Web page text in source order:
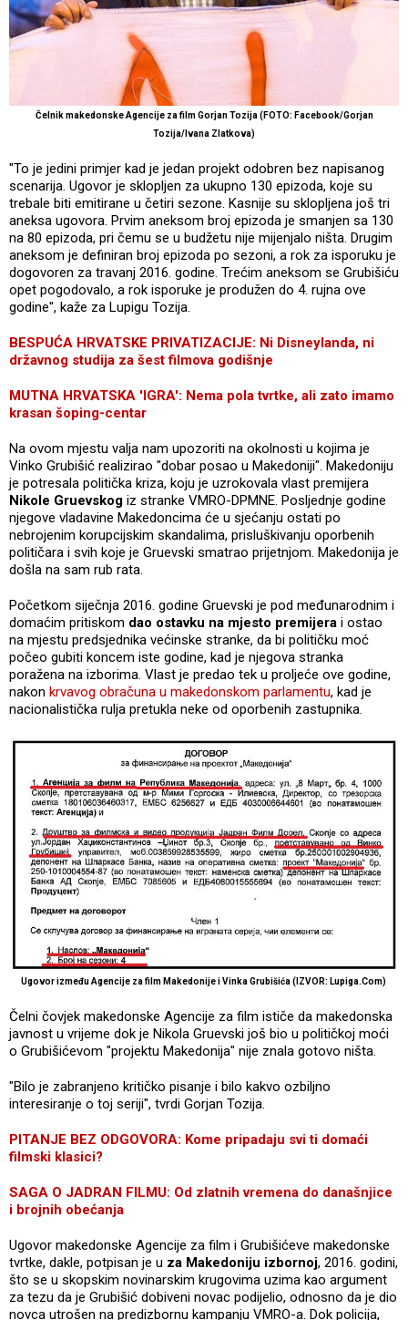
Čelnik makedonske Agencije za film Gorjan Tozija (FOTO: Facebook/Gorjan
Tozija/Ivana Zlatkova)
"To je jedini primjer kad je jedan projekt odobren bez napisanog
scenarija. Ugovor je sklopljen za ukupno 130 epizoda, koje su
trebale biti emitirane u četiri sezone. Kasnije su sklopljena još tri
aneksa ugovora. Prvim aneksom broj epizoda je smanjen sa 130
na 80 epizoda, pri čemu se u budžetu nije mijenjalo ništa. Drugim
aneksom je definiran broj epizoda po sezoni, a rok za isporuku je
dogovoren za travanj 2016. godine. Trećim aneksom se Grubišiću
opet pogodovalo, a rok isporuke je produžen do 4. rujna ove
godine", kaže za Lupigu Tozija.
BESPUĆA HRVATSKE PRIVATIZACIJE: Ni Disneylanda, ni
državnog studija za šest filmova godišnje
MUTNA HRVATSKA 'IGRA': Nema pola tvrtke, ali zato imamo
krasan šoping-centar
Na ovom mjestu valja nam upozoriti na okolnosti u kojima je
Vinko Grubišić realizirao "dobar posao u Makedoniji". Makedoniju
je potresala politička kriza, koju je uzrokovala vlast premijera
Nikole Gruevskog iz stranke VMRO-DPMNE. Posljednje godine
njegove vladavine Makedoncima će u sjećanju ostati po
nebrojenim korupcijskim skandalima, prisluškivanju oporbenih
političara i svih koje je Gruevski smatrao prijetnjom. Makedonija je
došla na sam rub rata.
Početkom siječnja 2016. godine Gruevski je pod međunarodnim i
domaćim pritiskom dao ostavku na mjesto premijera i ostao
na mjestu predsjednika većinske stranke, da bi političku moć
počeo gubiti koncem iste godine, kad je njegova stranka
poražena na izborima. Vlast je predao tek u proljeće ove godine,
nakon krvavog obračuna u makedonskom parlamentu, kad je
nacionalistička rulja pretukla neke od oporbenih zastupnika.
Ugovor između Agencije za film Makedonije i Vinka Grubišića (IZVOR: Lupiga.Com)
Čelni čovjek makedonske Agencije za film ističe da makedonska
javnost u vrijeme dok je Nikola Gruevski još bio u političkoj moći
o Grubišićevom "projektu Makedonija" nije znala gotovo ništa.
"Bilo je zabranjeno kritičko pisanje i bilo kakvo ozbiljno
interesiranje o toj seriji", tvrdi Gorjan Tozija.
PITANJE BEZ ODGOVORA: Kome pripadaju svi ti domaći
filmski klasici?
SAGA O JADRAN FILMU: Od zlatnih vremena do današnjice
i brojnih obećanja
Ugovor makedonske Agencije za film i Grubišićeve makedonske
tvrtke, dakle, potpisan je u za Makedoniju izbornoj, 2016. godini,
što se u skopskim novinarskim krugovima uzima kao argument
za tezu da je Grubišić dobiveni novac podijelio, odnosno da je dio
novca utrošen na predizbornu kampanju VMRO-a. Dok policija,